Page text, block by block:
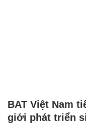
BAT Việt Nam
giới phát triển